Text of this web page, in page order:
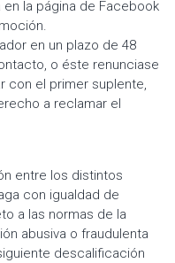
la página de Facebook
en un plazo de 48
o éste renunciase
con el primer suplente,
a reclamar el
entre los distintos
con igualdad de
a las normas de la
abusiva o fraudulenta
descalificación